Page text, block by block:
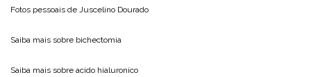
Fotos pessoais de Juscelino Dourado
Saiba mais sobre bichectomia
Saiba mais sobre acido hialuronico